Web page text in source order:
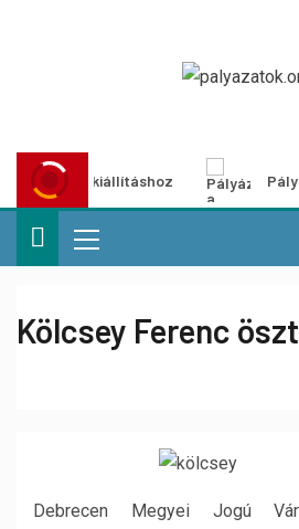
kiállításhoz Pályázat
Kölcsey Ferenc
Debrecen Megyei Jogú